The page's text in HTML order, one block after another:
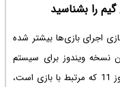
اجرای بازی‌ها بیشتر شده
نسخه ویندوز برای سیستم
گیمینگ استفاده می‌کنند. بعضی از امکانات ویندوز 11 که مرتبط با بازی است،